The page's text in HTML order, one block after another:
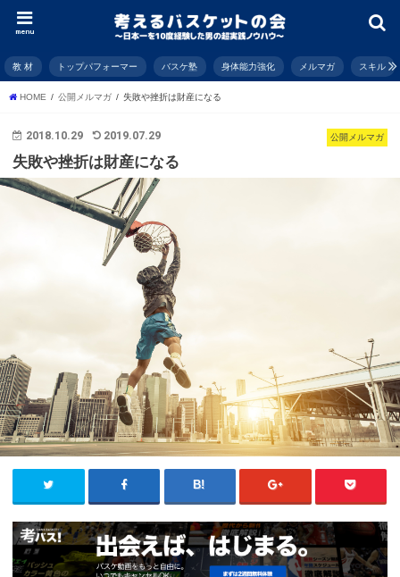
menu
教 材 トップパフォーマー バスケ塾 身体能力強化 メルマガ スキル
HOME 公開メルマガ 失敗や挫折は財産になる
公開メルマガ
2018.10.29 2019.07.29
失敗や挫折は財産になる